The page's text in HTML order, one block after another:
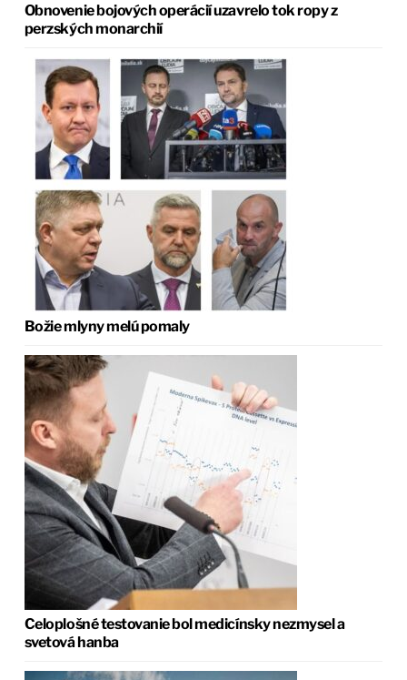
Obnovenie bojových operácií uzavrelo tok ropy z
perzských monarchií
Božie mlyny melú pomaly
Celoplošné testovanie bol medicínsky nezmysel a
svetová hanba